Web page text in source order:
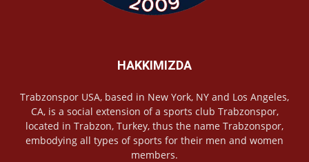
HAKKIMIZDA
Trabzonspor USA, based in New York, NY and Los Angeles,
CA, is a social extension of a sports club Trabzonspor,
located in Trabzon, Turkey, thus the name Trabzonspor,
embodying all types of sports for their men and women
members.